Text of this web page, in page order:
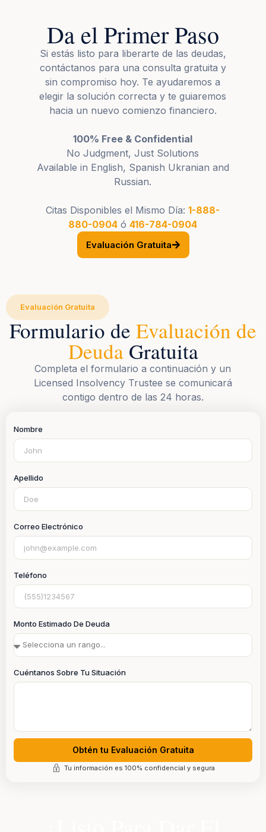
Da el Primer Paso
Si estás listo para liberarte de las deudas,
contáctanos para una consulta gratuita y
sin compromiso hoy. Te ayudaremos a
elegir la solución correcta y te guiaremos
hacia un nuevo comienzo financiero.
100% Free & Confidential
No Judgment, Just Solutions
Available in English, Spanish Ukranian and
Russian.
Citas Disponibles el Mismo Día:1-888-
880-0904 ó416-784-0904
Evaluación Gratuita
Evaluación Gratuita
Formulario de Evaluación de
Deuda Gratuita
Completa el formulario a continuación y un
Licensed Insolvency Trustee se comunicará
contigo dentro de las 24 horas.
Nombre
Apellido
Correo Electrónico
Teléfono
Monto Estimado De Deuda
Cuéntanos Sobre Tu Situación
Obtén tu Evaluación Gratuita
Tu información es 100% confidencial y segura